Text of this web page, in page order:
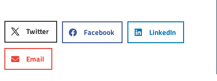
Twitter Facebook LinkedIn
Email